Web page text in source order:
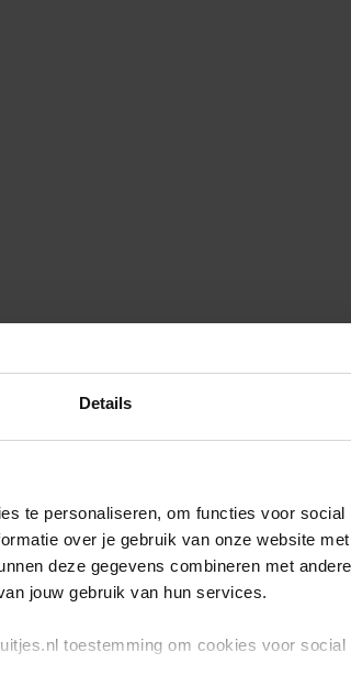
Details
te personaliseren, om functies voor
over je gebruik van onze website
deze gegevens combineren met
jouw gebruik van hun services.
toestemming om cookies voor
loadingwww.voordeeluitjes.nl (see the